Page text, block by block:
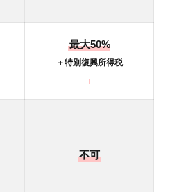
最大50%
＋特別復興所得税
不可